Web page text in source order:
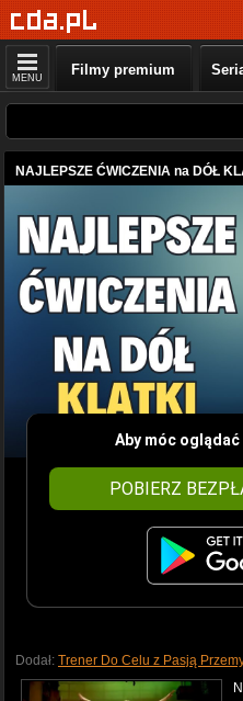
MENU Filmy premium
NAJLEPSZE ĆWICZENIA na DÓŁ
Aby móc
POBIERZ
Dodał: Trener Do Celu z Pasją